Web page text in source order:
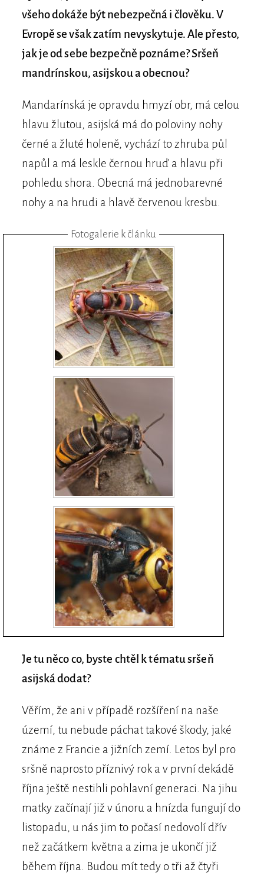
všeho dokáže být nebezpečná i člověku. V
Evropě se však zatím nevyskytuje. Ale přesto,
jak je od sebe bezpečně poznáme? Sršeň
mandrínskou, asijskou a obecnou?
Mandarínská je opravdu hmyzí obr, má celou
hlavu žlutou, asijská má do poloviny nohy
černé a žluté holeně, vychází to zhruba půl
napůl a má leskle černou hruď a hlavu při
pohledu shora. Obecná má jednobarevné
nohy a na hrudi a hlavě červenou kresbu.
Fotogalerie k článku
Je tu něco co, byste chtěl k tématu sršeň
asijská dodat?
Věřím, že ani v případě rozšíření na naše
území, tu nebude páchat takové škody, jaké
známe z Francie a jižních zemí. Letos byl pro
sršně naprosto příznivý rok a v první dekádě
října ještě nestihli pohlavní generaci. Na jihu
matky začínají již v únoru a hnízda fungují do
listopadu, u nás jim to počasí nedovolí dřív
než začátkem května a zima je ukončí již
během října. Budou mít tedy o tři až čtyři